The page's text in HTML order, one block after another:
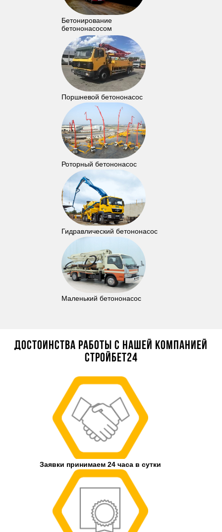
Бетонирование
бетононасосом
Поршневой бетононасос
Роторный бетононасос
Гидравлический бетононасос
Маленький бетононасос
Достоинства работы с нашей компанией
Стройбет24
Заявки принимаем 24 часа в сутки